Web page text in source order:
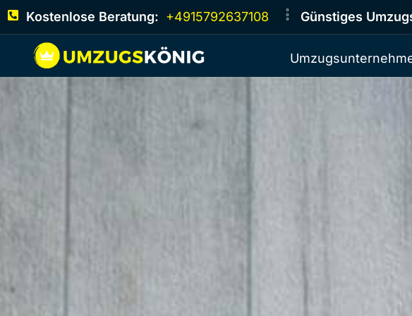
Kostenlose Beratung: +4915792637108 Günstiges